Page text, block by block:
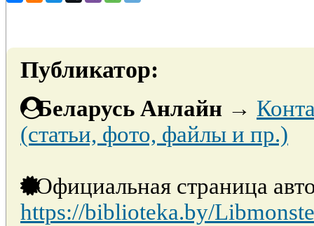
Публикатор:
Беларусь Анлайн →
(статьи, фото, файлы и пр.)
Официальная страница
https://biblioteka.by/